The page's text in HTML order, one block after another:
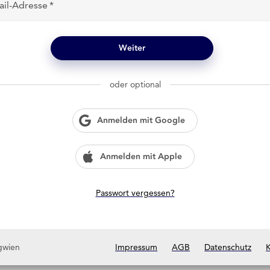
Adresse
Weiter
oder optional
Anmelden mit Google
Anmelden mit Apple
Passwort vergessen?
Impressum AGB Datenschutz